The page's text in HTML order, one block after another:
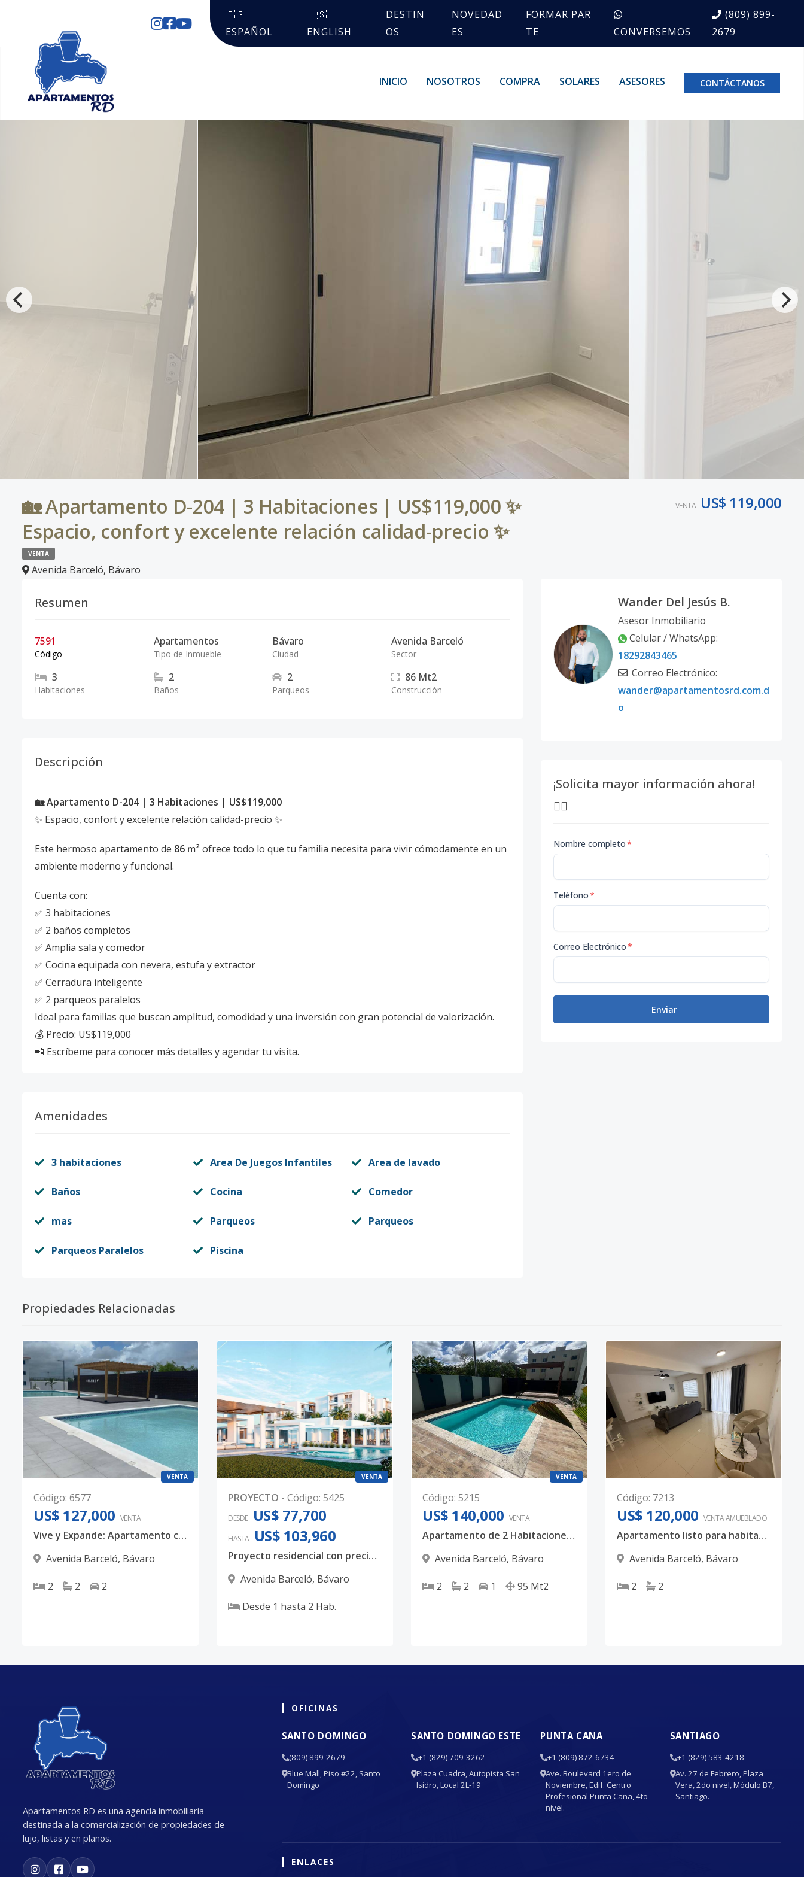
🇪🇸
ESPAÑOL
🇺🇸
ENGLISH
DESTIN
OS
NOVEDAD
ES
FORMAR PAR
TE
CONVERSEMOS
(809) 899-
2679
INICIO NOSOTROS COMPRA SOLARES ASESORES CONTÁCTANOS
🏡 Apartamento D-204 | 3 Habitaciones | US$119,000 ✨
Espacio, confort y excelente relación calidad-precio ✨
VENTA
Avenida Barceló, Bávaro
VENTA US$ 119,000
Resumen
7591
Código
Apartamentos
Tipo de Inmueble
Bávaro
Ciudad
Avenida Barceló
Sector
3
Habitaciones
2
Baños
2
Parqueos
86 Mt2
Construcción
Descripción
🏡 Apartamento D-204 | 3 Habitaciones | US$119,000
✨ Espacio, confort y excelente relación calidad-precio ✨
Este hermoso apartamento de 86 m²ofrece todo lo que tu familia necesita para vivir cómodamente en un
ambiente moderno y funcional.
Cuenta con:
✅ 3 habitaciones
✅ 2 baños completos
✅ Amplia sala y comedor
✅ Cocina equipada con nevera, estufa y extractor
✅ Cerradura inteligente
✅ 2 parqueos paralelos
Ideal para familias que buscan amplitud, comodidad y una inversión con gran potencial de valorización.
💰 Precio: US$119,000
📲 Escríbeme para conocer más detalles y agendar tu visita.
Amenidades
3 habitaciones Area De Juegos Infantiles Area de lavado
Baños Cocina Comedor
mas Parqueos Parqueos
Parqueos Paralelos Piscina
Wander Del Jesús B.
Asesor Inmobiliario
Celular / WhatsApp:
18292843465
Correo Electrónico:
wander@apartamentosrd.com.d
o
¡Solicita mayor información ahora!
👇🏽
Nombre completo*
Teléfono*
Correo Electrónico*
Enviar
Propiedades Relacionadas
VENTA
Código: 6577
US$ 127,000 VENTA
Vive y Expande: Apartamento con terraza lista para construir
Avenida Barceló, Bávaro
2 2 2
VENTA
PROYECTO - Código: 5425
DESDE US$ 77,700
HASTA US$ 103,960
Proyecto residencial con precios espectaculares y excelentes terminaciones.
Avenida Barceló, Bávaro
Desde 1 hasta 2 Hab.
VENTA
Código: 5215
US$ 140,000 VENTA
Apartamento de 2 Habitaciones a estrenar.
Avenida Barceló, Bávaro
2 2 1 95 Mt2
Código: 7213
US$ 120,000 VENTA AMUEBLADO
Apartamento listo para habitar en Selene 5
Avenida Barceló, Bávaro
2 2
Apartamentos RD es una agencia inmobiliaria
destinada a la comercialización de propiedades de
lujo, listas y en planos.
OFICINAS
SANTO DOMINGO
(809) 899-2679
Blue Mall, Piso #22, Santo
Domingo
SANTO DOMINGO ESTE
+1 (829) 709-3262
Plaza Cuadra, Autopista San
Isidro, Local 2L-19
PUNTA CANA
+1 (809) 872-6734
Ave. Boulevard 1ero de
Noviembre, Edif. Centro
Profesional Punta Cana, 4to
nivel.
SANTIAGO
+1 (829) 583-4218
Av. 27 de Febrero, Plaza
Vera, 2do nivel, Módulo B7,
Santiago.
ENLACES